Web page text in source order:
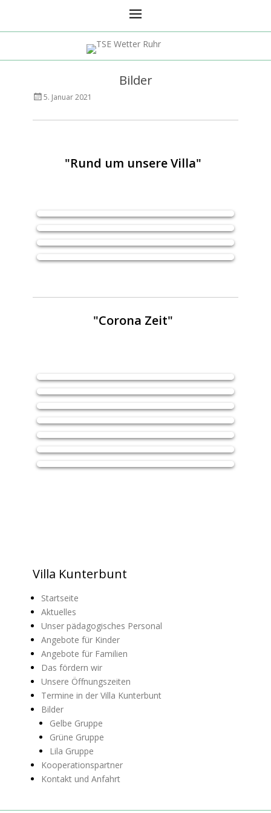
TSE Wetter Ruhr
Bilder
Veröffentlicht
5. Januar 2021
"Rund um unsere Villa"
"Corona Zeit"
Villa Kunterbunt
Startseite
Aktuelles
Unser pädagogisches Personal
Angebote für Kinder
Angebote für Familien
Das fördern wir
Unsere Öffnungszeiten
Termine in der Villa Kunterbunt
Bilder
Gelbe Gruppe
Grüne Gruppe
Lila Gruppe
Kooperationspartner
Kontakt und Anfahrt